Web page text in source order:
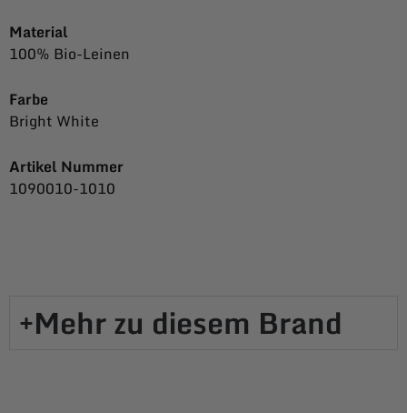
Material
100% Bio-Leinen
Farbe
Bright White
Artikel Nummer
1090010-1010
Mehr zu diesem Brand​